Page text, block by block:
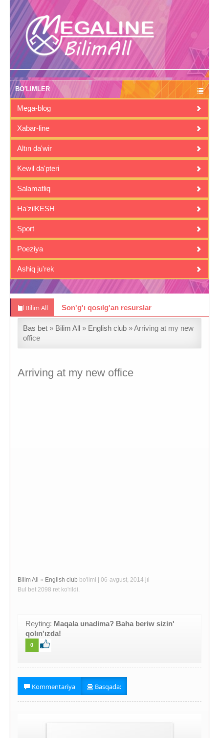
BO'LIMLER
Mega-blog
Xabar-line
Altın da'wir
Kewil da'pteri
Salamatliq
Ha'zilKESH
Sport
Poeziya
Ashiq ju'rek
Bilim All Son'g'ı qosılg'an resurslar
Bas bet » Bilim All » English club » Arriving at my new
office
Arriving at my new office
Bilim All » English club bo'limi | 06-avgust, 2014 jıl
Bul bet 2098 ret ko'rildi.
Reyting: Maqala unadima? Baha beriw sizin'
qolın'ızda!
0
Kommentariya Basqada: